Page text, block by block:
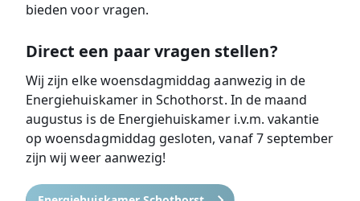
bieden voor vragen.
Direct een paar vragen stellen?
Wij zijn elke woensdagmiddag aanwezig in de
Energiehuiskamer in Schothorst. In de maand
augustus is de Energiehuiskamer i.v.m. vakantie
op woensdagmiddag gesloten, vanaf 7 september
zijn wij weer aanwezig!